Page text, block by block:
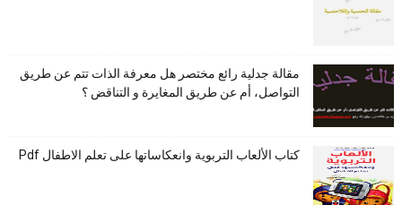
مقالة جدلية رائع مختصر هل معرفة الذات تتم عن طريق
التواصل، أم عن طريق المغايرة و التناقض ؟
كتاب الألعاب التربوية وانعكاساتها على تعلم الاطفال Pdf